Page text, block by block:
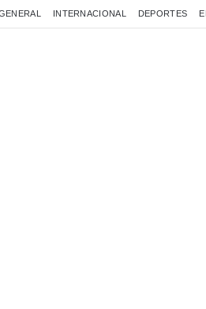
INTERNACIONAL DEPORTES